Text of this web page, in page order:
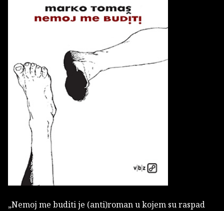
„Nemoj me buditi je (anti)roman u kojem su raspad